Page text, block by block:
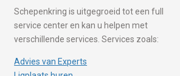
Schepenkring is uitgegroeid tot een full
service center en kan u helpen met
verschillende services. Services zoals:
Advies van Experts